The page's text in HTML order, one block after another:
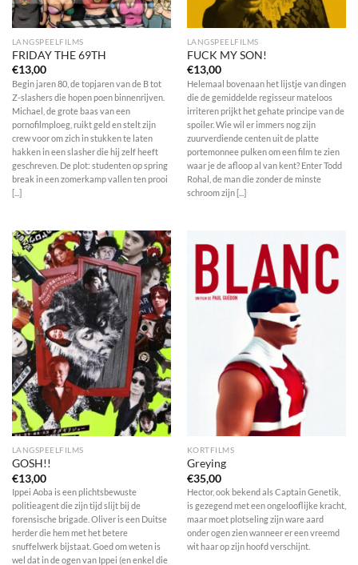
LANGSPEELFILMS
FRIDAY THE 69TH
€13,00
Begin jaren 80, de topjaren van de B tot
Z-slashers die hopen poen binnenrijven.
Michael, de grote baas van een
pornofilmploeg, ruikt geld en stelt zijn
crew voor om zich in stukken te laten
hakken in een slasher die hij zelf heeft
geschreven. De plot: studenten op spring
break in een zomerkamp vallen ten prooi
[...]
LANGSPEELFILMS
FUCK MY SON!
€13,00
Helemaal bovenaan het lijstje van dingen
die de gemiddelde regisseur mateloos
irriteren prijkt het gehate principe van de
spoiler. Wie wil er immers nog zijn
zuurverdiende centen uit de platte
portemonnee pulken om een film te zien
waar je de afloop al van kent? Enter Todd
Rohal, de man die zonder de minste
schroom zijn [...]
LANGSPEELFILMS
GOSH!!
€13,00
Ippei Aoba is een plichtsbewuste
politieagent die zijn tijd slijt bij de
forensische brigade. Oliver is een Duitse
herder die hem met het betere
snuffelwerk bijstaat. Goed om weten is
wel dat in de ogen van Ippei (en enkel die
KORTFILMS
Greying
€35,00
Hector, ook bekend als Captain Genetik,
is gezegend met een ongelooflijke kracht,
maar moet plotseling zijn ware aard
onder ogen zien wanneer er een vreemd
wit haar op zijn hoofd verschijnt.